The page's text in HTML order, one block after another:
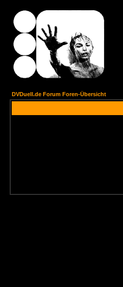
DVDuell.de Forum Foren-Übersicht